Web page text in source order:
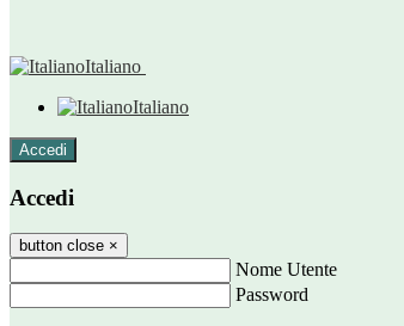
Italiano
Italiano
Accedi
Accedi
button close ×
Nome Utente
Password